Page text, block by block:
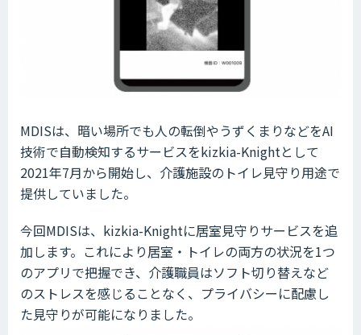
MDISは、暗い場所でも人の転倒やうずくまりなどをAI
技術で自動検知するサービスをkizkia-Knightとして
2021年7月から開始し、介護施設のトイレ見守り用途で
提供していました。
今回MDISは、kizkia-Knightに居室見守りサービスを追
加します。これにより居室・トイレの両方の状況を1つ
のアプリで把握でき、介護職員はソフト切り替えなど
のストレスを感じることなく、プライバシーに配慮し
た見守りが可能になりました。